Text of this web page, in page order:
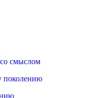
смыслом